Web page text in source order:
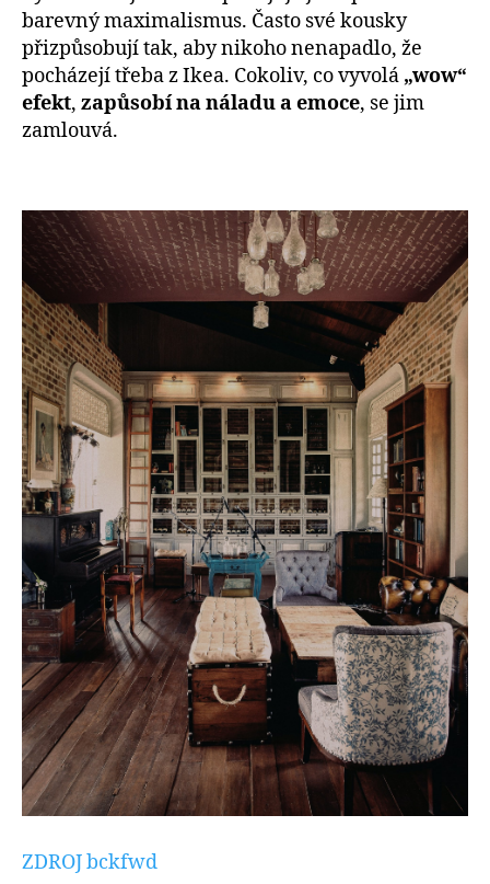
barevný maximalismus. Často své kousky
přizpůsobují tak, aby nikoho nenapadlo, že
pocházejí třeba z Ikea. Cokoliv, co vyvolá „wow“
efekt, zapůsobí na náladu a emoce, se jim
zamlouvá.
ZDROJbckfwd